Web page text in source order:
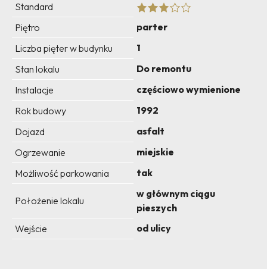
Standard
Piętro
parter
Liczba pięter w budynku
1
Stan lokalu
Do remontu
Instalacje
częściowo wymienione
Rok budowy
1992
Dojazd
asfalt
Ogrzewanie
miejskie
Możliwość parkowania
tak
Położenie lokalu
w głównym ciągu
pieszych
Wejście
od ulicy